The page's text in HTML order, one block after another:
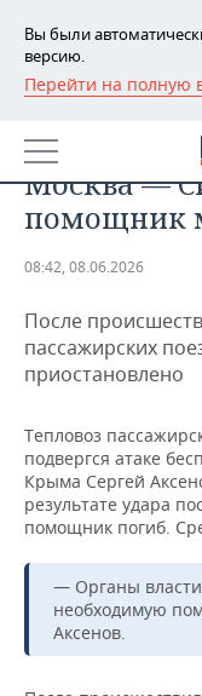
Вы были
версию.
Перейти на полную
РЕГИОНЫ
БАШКОРТОСТАН
ТАТАРСТАН
НОВОСТИ
АНАЛИТИКА
ДЕКЛАРАЦИИ О
КОРОЛИ
КОМУ
ТОРГОВЫЕ
ТАТАРСТАНА
НОВОСТИ
ФИНАНСЫ
БЮДЖЕТ
ИНВЕСТИЦИИ
НОВОСТИ
АГРОПРОМ
НЕФТЬ
ОПК
НЕДВИЖИМОСТЬ
НОВОСТИ АВТО
БИЗНЕС
НОВОСТИ
РОЗНИЧНАЯ
ТРАНСПОРТ
ТЕХНОЛОГИИ
НОВОСТИ
МЕРОПРИЯТИЯ
НОВОСТИ
СПОРТ
Дрон
Москва —
помощник
08:42, 08.06.2026
После
пассажирских
приостановлено
Тепловоз
подвергся атаке
Крыма Сергей
результате удара
помощник погиб.
— Органы
необходимую
Аксенов.